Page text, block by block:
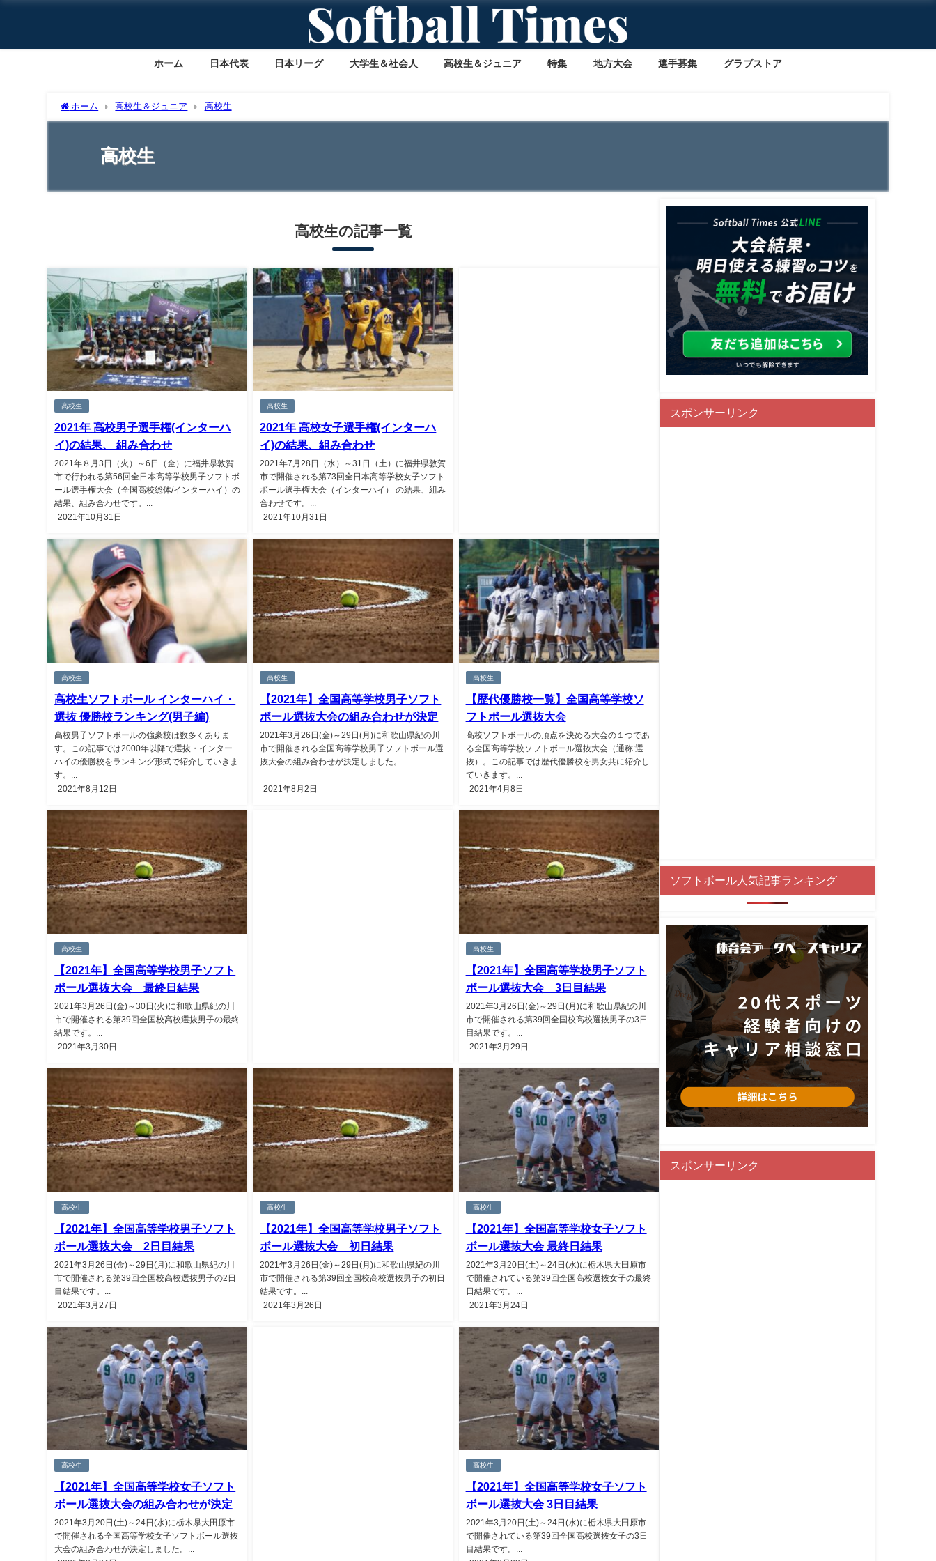
ホーム 日本代表 日本リーグ 大学生＆社会人 高校生＆ジュニア 特集 地方大会 選手募集 グラブストア
ホーム 高校生＆ジュニア 高校生
高校生
高校生の記事一覧
高校生
2021年 高校男子選手権(インターハ
イ)の結果、 組み合わせ
2021年８月3日（火）～6日（金）に福井県敦賀
市で行われる第56回全日本高等学校男子ソフトボ
ール選手権大会（全国高校総体/インターハイ）の
結果、組み合わせです。...
2021年10月31日
高校生
2021年 高校女子選手権(インターハ
イ)の結果、組み合わせ
2021年7月28日（水）～31日（土）に福井県敦賀
市で開催される第73回全日本高等学校女子ソフト
ボール選手権大会（インターハイ） の結果、組み
合わせです。...
2021年10月31日
高校生
高校生ソフトボール インターハイ・
選抜 優勝校ランキング(男子編)
高校男子ソフトボールの強豪校は数多くありま
す。この記事では2000年以降で選抜・インター
ハイの優勝校をランキング形式で紹介していきま
す。...
2021年8月12日
高校生
【2021年】全国高等学校男子ソフト
ボール選抜大会の組み合わせが決定
2021年3月26日(金)～29日(月)に和歌山県紀の川
市で開催される全国高等学校男子ソフトボール選
抜大会の組み合わせが決定しました。...
2021年8月2日
高校生
【歴代優勝校一覧】全国高等学校ソ
フトボール選抜大会
高校ソフトボールの頂点を決める大会の１つであ
る全国高等学校ソフトボール選抜大会（通称:選
抜）。この記事では歴代優勝校を男女共に紹介し
ていきます。...
2021年4月8日
高校生
【2021年】全国高等学校男子ソフト
ボール選抜大会 最終日結果
2021年3月26日(金)～30日(火)に和歌山県紀の川
市で開催される第39回全国校高校選抜男子の最終
結果です。...
2021年3月30日
高校生
【2021年】全国高等学校男子ソフト
ボール選抜大会 3日目結果
2021年3月26日(金)～29日(月)に和歌山県紀の川
市で開催される第39回全国校高校選抜男子の3日
目結果です。...
2021年3月29日
高校生
【2021年】全国高等学校男子ソフト
ボール選抜大会 2日目結果
2021年3月26日(金)～29日(月)に和歌山県紀の川
市で開催される第39回全国校高校選抜男子の2日
目結果です。...
2021年3月27日
高校生
【2021年】全国高等学校男子ソフト
ボール選抜大会 初日結果
2021年3月26日(金)～29日(月)に和歌山県紀の川
市で開催される第39回全国校高校選抜男子の初日
結果です。...
2021年3月26日
高校生
【2021年】全国高等学校女子ソフト
ボール選抜大会 最終日結果
2021年3月20日(土)～24日(水)に栃木県大田原市
で開催されている第39回全国高校選抜女子の最終
日結果です。...
2021年3月24日
高校生
【2021年】全国高等学校女子ソフト
ボール選抜大会の組み合わせが決定
2021年3月20日(土)～24日(水)に栃木県大田原市
で開催される全国高等学校女子ソフトボール選抜
大会の組み合わせが決定しました。...
高校生
【2021年】全国高等学校女子ソフト
ボール選抜大会 3日目結果
2021年3月20日(土)～24日(水)に栃木県大田原市
で開催されている第39回全国高校選抜女子の3日
目結果です。...
スポンサーリンク
ソフトボール人気記事ランキング
スポンサーリンク